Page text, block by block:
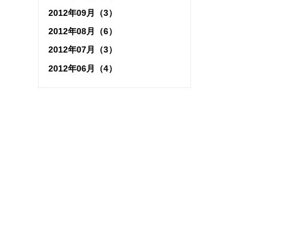
2012年09月（3）
2012年08月（6）
2012年07月（3）
2012年06月（4）